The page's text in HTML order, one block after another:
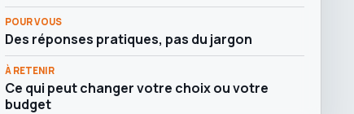
POUR VOUS
Des réponses pratiques, pas du jargon
À RETENIR
Ce qui peut changer votre choix ou votre
budget